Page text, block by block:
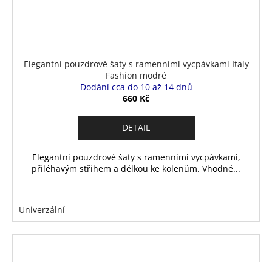
Elegantní pouzdrové šaty s ramenními vycpávkami Italy
Fashion modré
Dodání cca do 10 až 14 dnů
660 Kč
DETAIL
Elegantní pouzdrové šaty s ramenními vycpávkami,
přiléhavým střihem a délkou ke kolenům. Vhodné...
Univerzální